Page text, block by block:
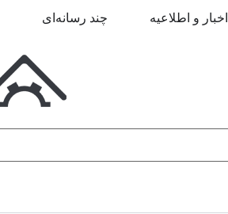
اخبار و اطلاعیه چند رسانه‌ای